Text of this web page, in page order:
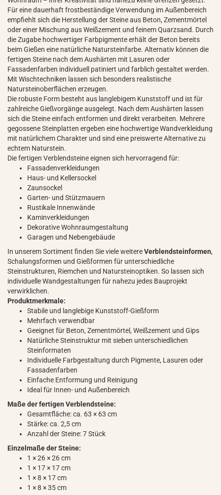
Für eine dauerhaft frostbeständige Verwendung im Außenbereich
empfiehlt sich die Herstellung der Steine aus Beton, Zementmörtel
oder einer Mischung aus Weißzement und feinem Quarzsand. Durch
die Zugabe hochwertiger Farbpigmente erhält der Beton bereits
beim Gießen eine natürliche Natursteinfarbe. Alternativ können die
fertigen Steine nach dem Aushärten mit Lasuren oder
Fassadenfarben individuell patiniert und farblich gestaltet werden.
Mit Wischtechniken lassen sich besonders realistische
Natursteinoberflächen erzeugen.
Die robuste Form besteht aus langlebigem Kunststoff und ist für
zahlreiche Gießvorgänge ausgelegt. Nach dem Aushärten lassen
sich die Steine einfach entformen und direkt verarbeiten. Mehrere
gegossene Steinplatten ergeben eine hochwertige Wandverkleidung
mit natürlichem Charakter und sind eine preiswerte Alternative zu
echtem Naturstein.
Die fertigen Verblendsteine eignen sich hervorragend für:
Fassadenverkleidungen
Haus- und Kellersockel
Zaunsockel
Garten- und Stützmauern
Rustikale Innenwände
Kaminverkleidungen
Dekorative Wohnraumgestaltung
Garagen und Nebengebäude
In unserem Sortiment finden Sie viele weitereVerblendsteinformen,
Schalungsformen und Gießformen für unterschiedliche
Steinstrukturen, Riemchen und Natursteinoptiken. So lassen sich
individuelle Wandgestaltungen für nahezu jedes Bauprojekt
verwirklichen.
Produktmerkmale:
Stabile und langlebige Kunststoff-Gießform
Mehrfach verwendbar
Geeignet für Beton, Zementmörtel, Weißzement und Gips
Natürliche Steinstruktur mit sieben unterschiedlichen
Steinformaten
Individuelle Farbgestaltung durch Pigmente, Lasuren oder
Fassadenfarben
Einfache Entformung und Reinigung
Ideal für Innen- und Außenbereich
Maße der fertigen Verblendsteine:
Gesamtfläche: ca. 63 × 63 cm
Stärke: ca. 2,5 cm
Anzahl der Steine: 7 Stück
Einzelmaße der Steine:
1 × 26 × 26 cm
1 × 17 × 17 cm
1 × 8 × 17 cm
1 × 8 × 35 cm